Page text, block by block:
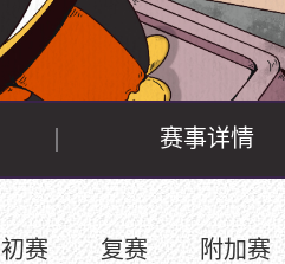
赛事详情
初赛 复赛 附加赛